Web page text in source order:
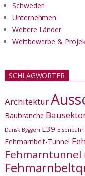
Schweden
Unternehmen
Weitere Länder
Wettbewerbe &
SCHLAGWÖRTER
Architektur
Baubranche
Dansk Byggeri E39 Eisenbahn
Fehmarnbelt-Tunnel
Fehmarntunnel